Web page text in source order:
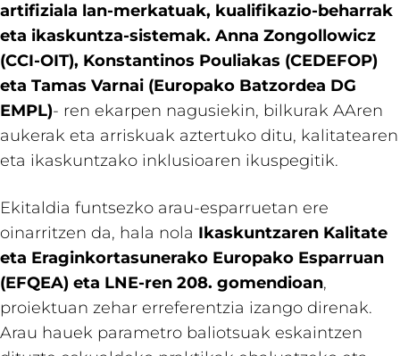
artifiziala lan-merkatuak, kualifikazio-beharrak
eta ikaskuntza-sistemak. Anna Zongollowicz
(CCI-OIT), Konstantinos Pouliakas (CEDEFOP)
eta Tamas Varnai (Europako Batzordea DG
EMPL)- ren ekarpen nagusiekin, bilkurak AAren
aukerak eta arriskuak aztertuko ditu, kalitatearen
eta ikaskuntzako inklusioaren ikuspegitik.
Ekitaldia funtsezko arau-esparruetan ere
oinarritzen da, hala nola Ikaskuntzaren Kalitate
eta Eraginkortasunerako Europako Esparruan
(EFQEA) eta LNE-ren 208. gomendioan,
proiektuan zehar erreferentzia izango direnak.
Arau hauek parametro baliotsuak eskaintzen